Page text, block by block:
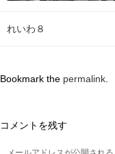
れいわ８
Bookmark the permalink.
コメントを残す